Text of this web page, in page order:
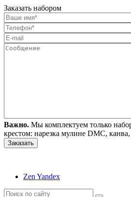
Заказать набором
Важно. Мы комплектуем только
крестом: нарезка мулине DMC,
Zen Yandex